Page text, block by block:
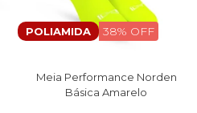
POLIAMIDA 38% OFF
Meia Performance Norden
Básica Amarelo